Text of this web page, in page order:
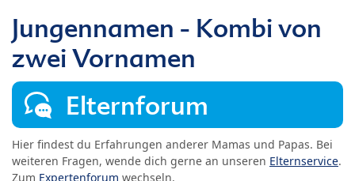
Jungennamen - Kombi von
zwei Vornamen
Elternforum
Hier findest du Erfahrungen anderer Mamas und Papas. Bei
weiteren Fragen, wende dich gerne an unseren Elternservice.
Zum Expertenforum wechseln.